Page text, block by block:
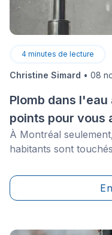
4 minutes de lecture
Christine Simard • 08
Plomb dans
points pour vous
À Montréal
habitants sont
leur demeure au
En 2007, la Ville de